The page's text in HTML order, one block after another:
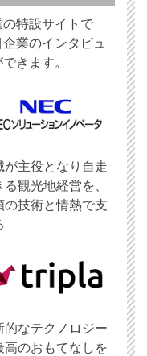
の特設サイトで
業のインタビュ
きます。
が主役となり自走
る観光地経営を、
の技術と情熱で支
的なテクノロジー
高のおもてなしを